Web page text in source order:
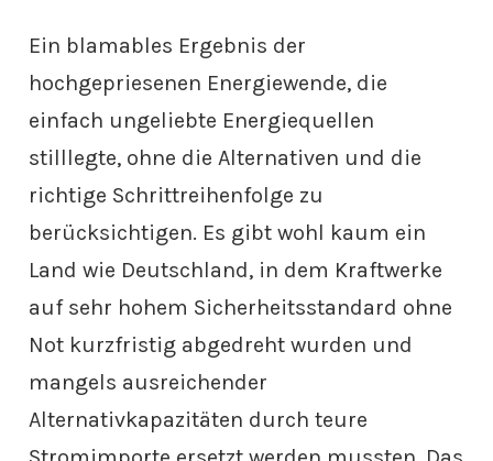
Ein blamables Ergebnis der
hochgepriesenen Energiewende, die
einfach ungeliebte Energiequellen
stilllegte, ohne die Alternativen und die
richtige Schrittreihenfolge zu
berücksichtigen. Es gibt wohl kaum ein
Land wie Deutschland, in dem Kraftwerke
auf sehr hohem Sicherheitsstandard ohne
Not kurzfristig abgedreht wurden und
mangels ausreichender
Alternativkapazitäten durch teure